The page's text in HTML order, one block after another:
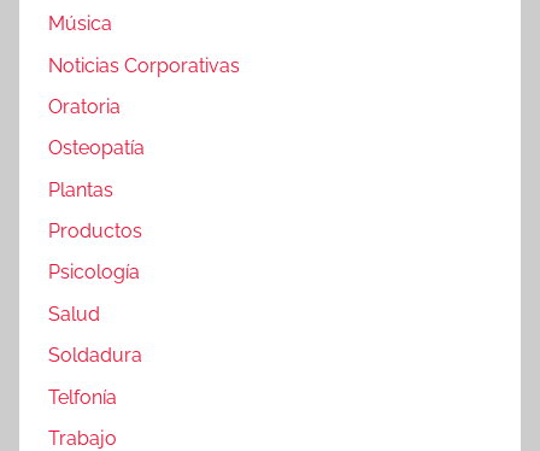
Música
Noticias Corporativas
Oratoria
Osteopatía
Plantas
Productos
Psicología
Salud
Soldadura
Telfonía
Trabajo